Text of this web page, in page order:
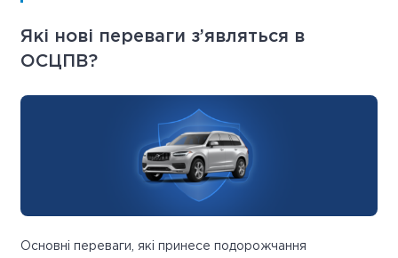
Які нові переваги з’являться в
ОСЦПВ?
Основні переваги, які принесе подорожчання